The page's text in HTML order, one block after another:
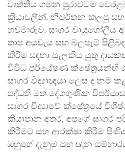
වෘත්තීය ගමන පුරාවටම
ක්‍රියාවලීන්, නිවර්තන කලපු
හුවමාරුව, සාගර වායුගෝලීය
තාප අයවැය සහ බලපෑම්
කිරීම සඳහා සැලකිය යුතු
විවිධ පර්යේෂණ ක්ෂේත්‍රයන්හි
සාගර විද්‍යාඥයා ලෙස ද නම්
පද්ධති මත දේශගුණික
සාගර විද්‍යාවේ ක්ෂේත්‍රයේ
කියාපාන අතර, අපගේ සාගර
කිරීමට සහ ආරක්ෂා කිරීම
ඔහුගේ දැනුම සහ ඥාන